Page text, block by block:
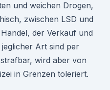
und weichen Drogen,
zwischen LSD und
der Verkauf und
Art sind per
wird aber von
in Grenzen toleriert.